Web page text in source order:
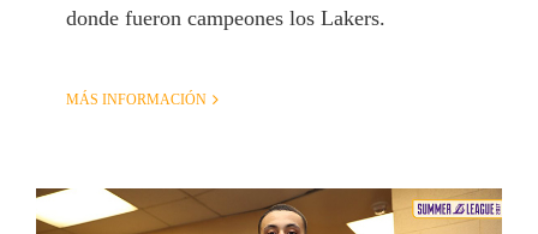
donde fueron campeones los Lakers.
MÁS INFORMACIÓN